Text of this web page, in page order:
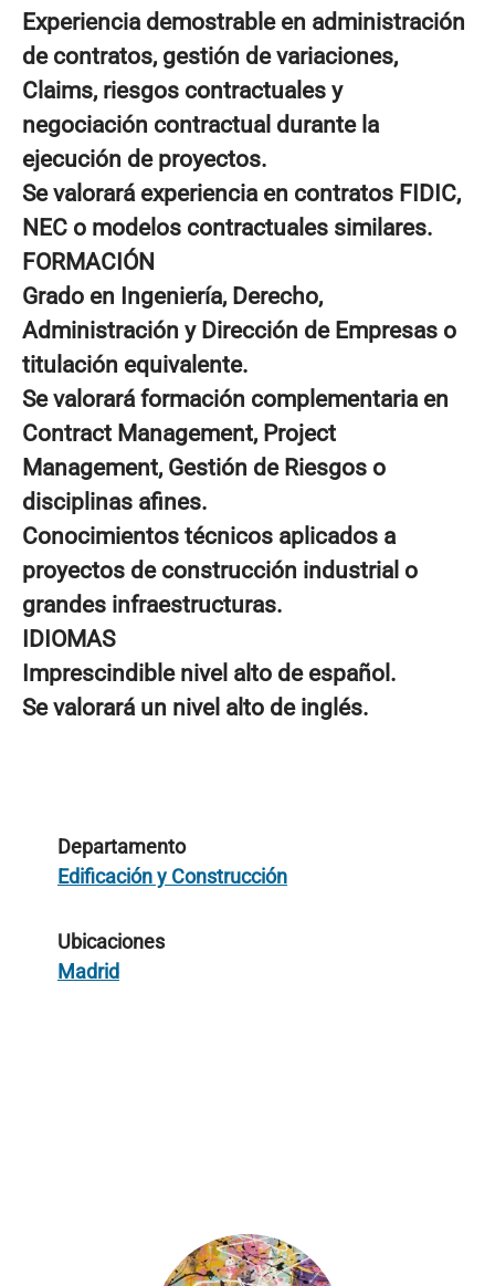
Experiencia demostrable en administración
de contratos, gestión de variaciones,
Claims, riesgos contractuales y
negociación contractual durante la
ejecución de proyectos.
Se valorará experiencia en contratos FIDIC,
NEC o modelos contractuales similares.
FORMACIÓN
Grado en Ingeniería, Derecho,
Administración y Dirección de Empresas o
titulación equivalente.
Se valorará formación complementaria en
Contract Management, Project
Management, Gestión de Riesgos o
disciplinas afines.
Conocimientos técnicos aplicados a
proyectos de construcción industrial o
grandes infraestructuras.
IDIOMAS
Imprescindible nivel alto de español.
Se valorará un nivel alto de inglés.
Departamento
Edificación y Construcción
Ubicaciones
Madrid